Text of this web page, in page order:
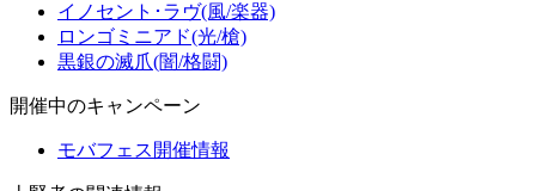
イノセント･ラヴ(風/楽器)
ロンゴミニアド(光/槍)
黒銀の滅爪(闇/格闘)
開催中のキャンペーン
モバフェス開催情報